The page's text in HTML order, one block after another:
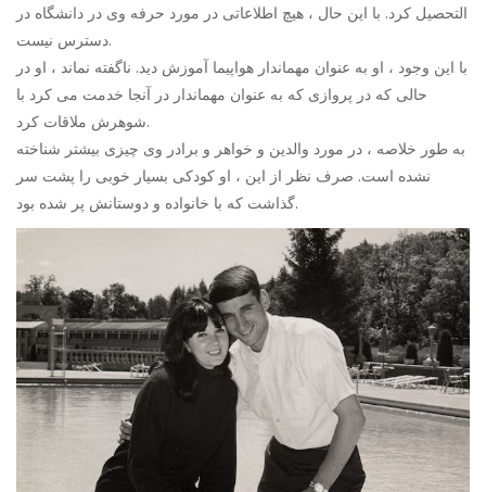
التحصیل کرد. با این حال ، هیچ اطلاعاتی در مورد حرفه وی در دانشگاه در
دسترس نیست.
با این وجود ، او به عنوان مهماندار هواپیما آموزش دید. ناگفته نماند ، او در
حالی که در پروازی که به عنوان مهماندار در آنجا خدمت می کرد با
شوهرش ملاقات کرد.
به طور خلاصه ، در مورد والدین و خواهر و برادر وی چیزی بیشتر شناخته
نشده است. صرف نظر از این ، او کودکی بسیار خوبی را پشت سر
گذاشت که با خانواده و دوستانش پر شده بود.